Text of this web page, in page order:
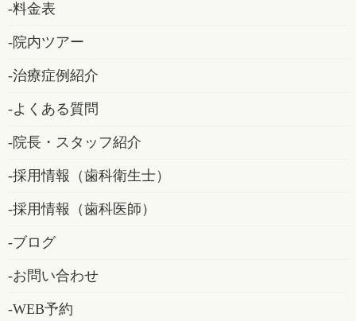
料金表
院内ツアー
治療症例紹介
よくある質問
院長・スタッフ紹介
採用情報（歯科衛生士）
採用情報（歯科医師）
ブログ
お問い合わせ
WEB予約